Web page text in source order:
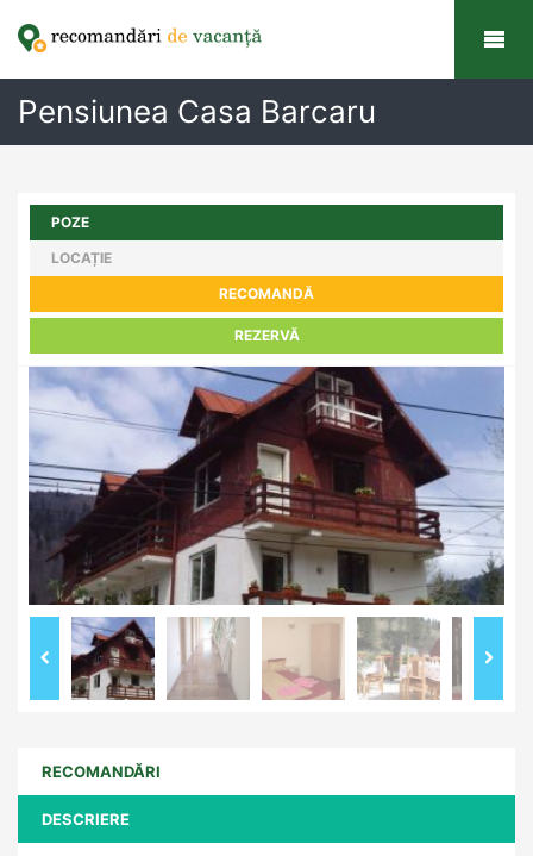
Pensiunea Casa Barcaru
POZE
LOCAȚIE
RECOMANDĂ
REZERVĂ
RECOMANDĂRI
DESCRIERE